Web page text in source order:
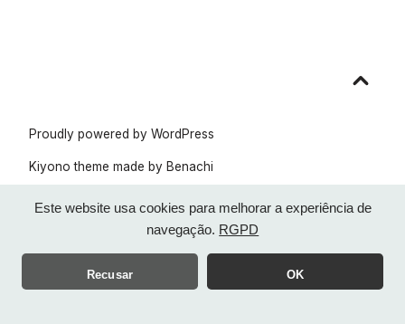
Este website usa cookies para melhorar a experiência de
navegação. RGPD
Recusar OK
Proudly powered by WordPress
Kiyono theme made by Benachi